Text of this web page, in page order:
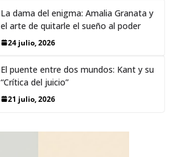
La dama del enigma: Amalia Granata y
el arte de quitarle el sueño al poder
24 julio, 2026
El puente entre dos mundos: Kant y su
“Crítica del juicio”
21 julio, 2026